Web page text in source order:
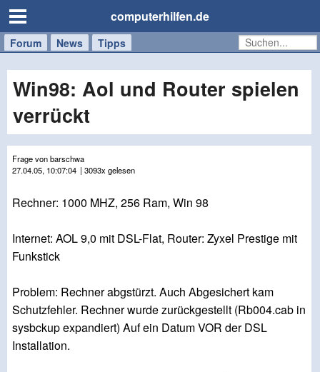
computerhilfen.de
Forum News Tipps
Handy
Tablet
Windows
Mac
Win98: Aol und Router spielen
verrückt
Frage von barschwa
27.04.05, 10:07:04 | 3093x gelesen
Rechner: 1000 MHZ, 256 Ram, Win 98
Internet: AOL 9,0 mit DSL-Flat, Router: Zyxel Prestige mit
Funkstick
Problem: Rechner abgstürzt. Auch Abgesichert kam
Schutzfehler. Rechner wurde zurückgestellt (Rb004.cab in
sysbckup expandiert) Auf ein Datum VOR der DSL
Installation.